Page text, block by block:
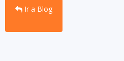
Ir a Blog